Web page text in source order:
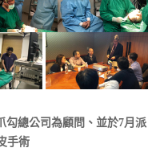
勾總公司為顧問 、並於7月派
手術